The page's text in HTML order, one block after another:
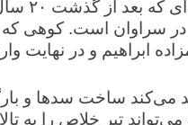
کیفیت
ابراهیم و در نهایت
می‌کند ساخت سد‌ها و
تیر خلاص را به